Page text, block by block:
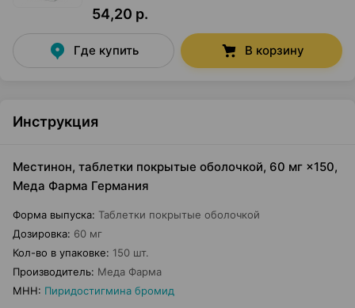
54,20 р.
Где купить В корзину
Инструкция
Местинон, таблетки покрытые оболочкой, 60 мг ×150,
Меда Фарма Германия
Форма выпуска: Таблетки покрытые оболочкой
Дозировка: 60 мг
Кол-во в упаковке: 150 шт.
Производитель: Меда Фарма
МНН: Пиридостигмина бромид